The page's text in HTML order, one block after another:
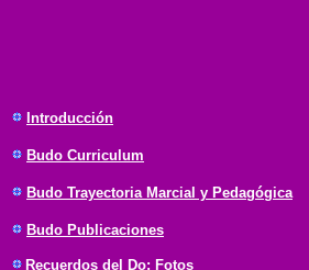
Introducción
Budo Curriculum
Budo Trayectoria Marcial y Pedagógica
Budo Publicaciones
Recuerdos del Do: Fotos